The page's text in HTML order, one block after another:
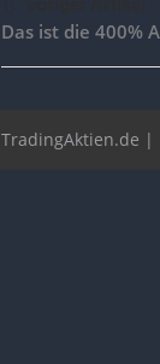
Das ist die 400%
TradingAktien.de |